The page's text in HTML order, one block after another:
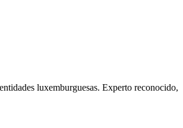
luxemburguesas. Experto reconocido,